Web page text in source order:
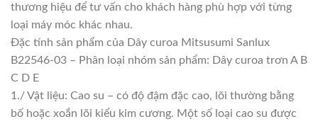
thương hiệu để tư vấn cho khách hàng phù hợp với từng
loại máy móc khác nhau.
Đặc tính sản phẩm của Dây curoa Mitsusumi Sanlux
B22546-03 – Phân loại nhóm sản phẩm: Dây curoa trơn A B
C D E
1./ Vật liệu: Cao su – có độ đậm đặc cao, lõi thường bằng
bố hoặc xoắn lõi kiểu kim cương. Một số loại cao su được